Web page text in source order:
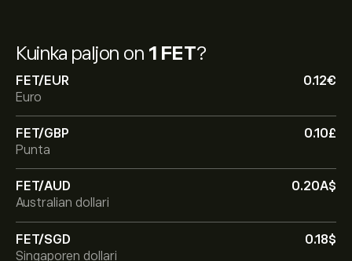
Kuinka paljon on 1 FET?
FET/EUR
0.12‎€‎
Euro
FET/GBP
0.10‎£‎
Punta
FET/AUD
0.20‎A$‎
Australian dollari
FET/SGD
0.18‎$‎
Singaporen dollari